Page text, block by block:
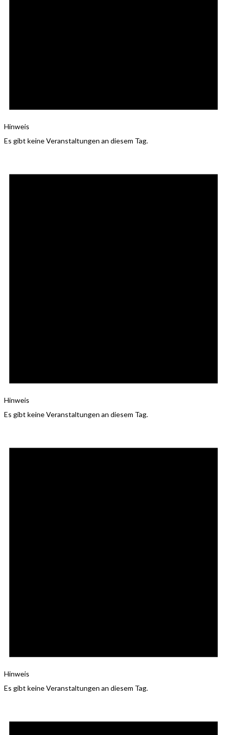
Hinweis
Es gibt keine Veranstaltungen an diesem Tag.
Hinweis
Es gibt keine Veranstaltungen an diesem Tag.
Hinweis
Es gibt keine Veranstaltungen an diesem Tag.